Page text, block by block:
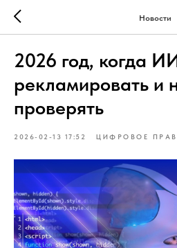
Новости
2026 год, когда
рекламировать и
проверять
2026-02-13 17:52 ЦИФРОВОЕ